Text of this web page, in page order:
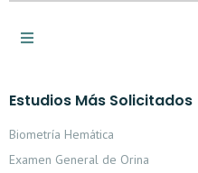
Estudios Más Solicitados
Biometría Hemática
Examen General de Orina